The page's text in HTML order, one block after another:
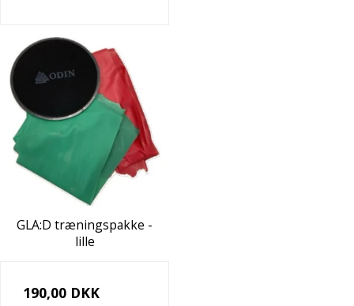
GLA:D træningspakke -
lille
190,00 DKK